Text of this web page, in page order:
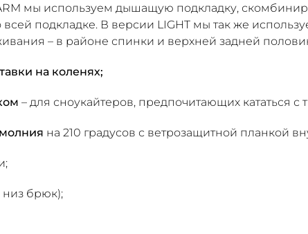
мы используем дышащую подкладку,
подкладке. В версии LIGHT мы так же
– в районе спинки и верхней задней
на коленях;
– для сноукайтеров, предпочитающих кататься с
на 210 градусов с ветрозащитной планкой
низ брюк);